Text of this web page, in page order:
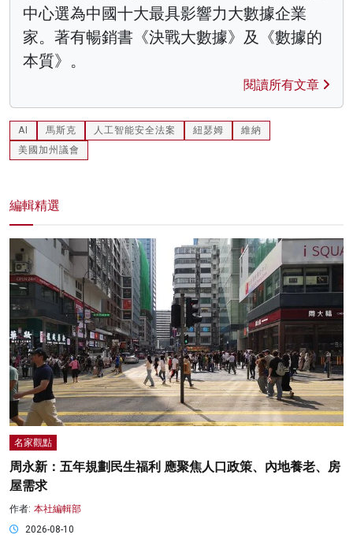
中心選為中國十大最具影響力大數據企業
家。著有暢銷書《決戰大數據》及《數據的
本質》。
閱讀所有文章
AI 馬斯克 人工智能安全法案 紐瑟姆
維納
美國加州議會
編輯精選
名家觀點
周永新：五年規劃民生福利 應聚焦人口政策、內地養老、房
屋需求
作者: 本社編輯部
2026-08-10